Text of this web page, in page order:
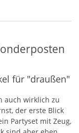
für "draußen"
auch wirklich zu
der erste Blick
Partyset mit Zeug,